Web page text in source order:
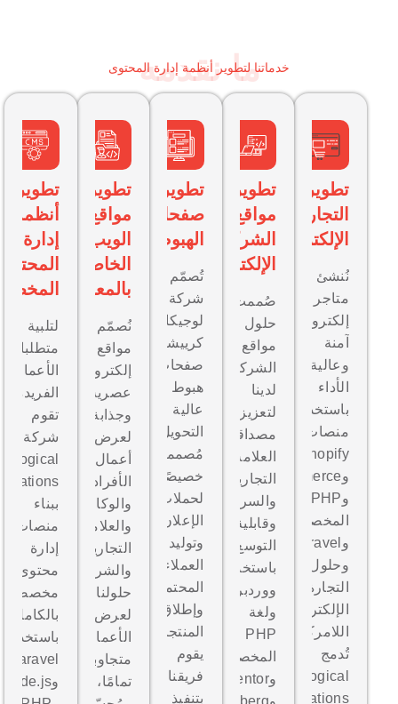
ما نقدمه
خدماتنا لتطوير أنظمة إدارة المحتوى
تطوير
التجارة
الإلكترونية
نُنشئ
متاجر
إلكترونية
وعالية
الأداء
باستخدام
منصات
Shopify
وWooCommerce
وPHP
المخصصة
وLaravel
وحلول
التجارة
الإلكترونية
اللامركزية.
تُدمج
Logical
Creations
تطوير
مواقع
الشركات
الإلكترونية
صُممت
حلول
مواقع
الشركات
لتعزيز
مصداقية
العلامة
التجارية،
والسرعة،
وقابلية
التوسع.
باستخدام
ووردبريس،
ولغة
PHP
المخصصة،
تطوير
صفحات
الهبوط
تُصمّم
شركة
لوجيكال
كرييشنز
صفحات
هبوط
عالية
التحويل
مُصممة
خصيصًا
لحملات
الإعلان،
وتوليد
العملاء
المحتملين،
وإطلاق
المنتجات.
يقوم
فريقنا
بتنفيذ
تطوير
مواقع
الويب
الخاصة
بالمعارض
نُصمّم
مواقع
إلكترونية
عصرية
وجذابة
لعرض
أعمال
الأفراد
والوكالات
والعلامات
التجارية
والشركات.
حلولنا
لعرض
الأعمال
متجاوبة
تمامًا،
تطوير
أنظمة
إدارة
المحتوى
المخصصة
لتلبية
متطلبات
الأعمال
الفريدة،
تقوم
شركة
Logical
Creations
منصات
محتوى
مخصصة
بالكامل
باستخدام
Laravel
وNode.js